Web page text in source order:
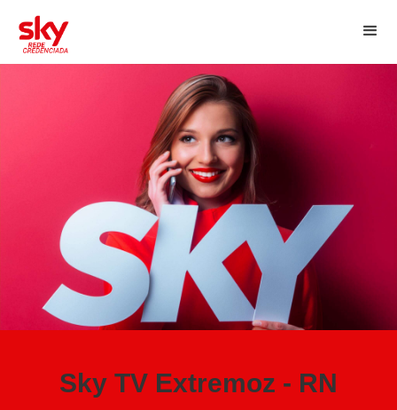
Sky TV Extremoz - RN